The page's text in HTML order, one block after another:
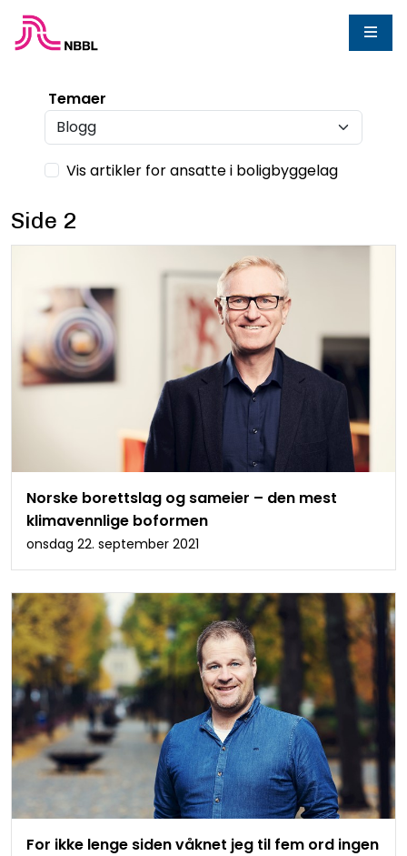
Temaer
Vis artikler for ansatte i boligbyggelag
Side 2
Norske borettslag og sameier – den mest
klimavennlige boformen
onsdag 22. september 2021
For ikke lenge siden våknet jeg til fem ord ingen